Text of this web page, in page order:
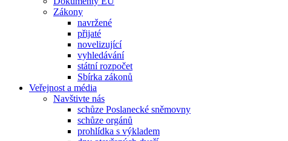
Zákony
navržené
přijaté
novelizující
vyhledávání
státní rozpočet
Sbírka zákonů
Veřejnost a média
Navštivte nás
schůze Poslanecké sněmovny
schůze orgánů
prohlídka s výkladem